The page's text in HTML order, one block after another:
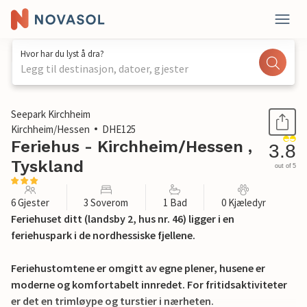
Hvor har du lyst å dra?
Legg til destinasjon, datoer, gjester
1 / 34
Seepark Kirchheim
Kirchheim/Hessen
DHE125
Feriehus - Kirchheim/Hessen ,
Tyskland
3.8
out of 5
6 Gjester 3 Soverom 1 Bad 0 Kjæledyr
Feriehuset ditt (landsby 2, hus nr. 46) ligger i en
feriehuspark i de nordhessiske fjellene.
Feriehustomtene er omgitt av egne plener, husene er
moderne og komfortabelt innredet. For fritidsaktiviteter
er det en trimløype og turstier i nærheten.